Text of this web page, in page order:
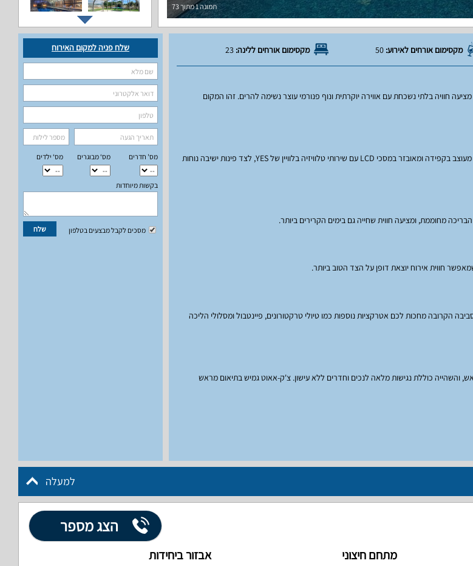
תמונה1מתוך73
שלח פניה למקום האירוח
מס‘ ילדים מס‘ מבוגרים מס' חדרים
בקשות מיוחדות
שלח מסכים לקבל מבצעים בטלפון
מקסימום אורחים לאירוע: 50 מקסימום אורחים ללינה:23
חוויה בלתי נשכחת עם אווירה יוקרתית ונוף פנורמי עוצר נשימה להרים. זהו המקום
האחוזה כוללת שש חדרי שינה, כולל סוויטה מפוארת, אשר מתאימים לאירוח של עד 23 אורחים. כל חלל מעוצב בקפידה ומאובזר במסכי LCD עם שירותי טלוויזיה בלוויין של YES, לצד פינות ישיבה נוחות
מחוממת, ומציעה חווית שחייה גם בימים הקרירים ביותר.
חווית אירוח יוצאת דופן על הצד הטוב ביותר.
הקרובה מחכות לכם אטרקציות נוספות כמו טיולי טרקטורונים, פיינטבול ומסלולי הליכה
והשהייה כוללת נגישות מלאה לנכים וחדרים ללא עישון. צ'ק-אאוט גמיש בתיאום מראש
למעלה
הצג מספר
מתחם חיצוני אבזור ביחידות